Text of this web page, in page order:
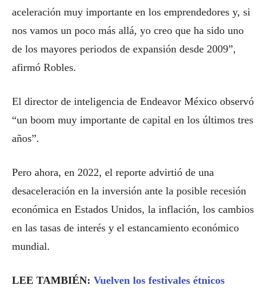
aceleración muy importante en los emprendedores y, si
nos vamos un poco más allá, yo creo que ha sido uno
de los mayores periodos de expansión desde 2009”,
afirmó Robles.
El director de inteligencia de Endeavor México observó
“un boom muy importante de capital en los últimos tres
años”.
Pero ahora, en 2022, el reporte advirtió de una
desaceleración en la inversión ante la posible recesión
económica en Estados Unidos, la inflación, los cambios
en las tasas de interés y el estancamiento económico
mundial.
LEE TAMBIÉN: Vuelven los festivales étnicos